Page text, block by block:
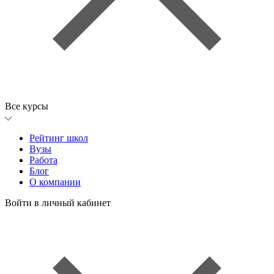
Все курсы
Рейтинг школ
Вузы
Работа
Блог
О компании
Войти в личный кабинет